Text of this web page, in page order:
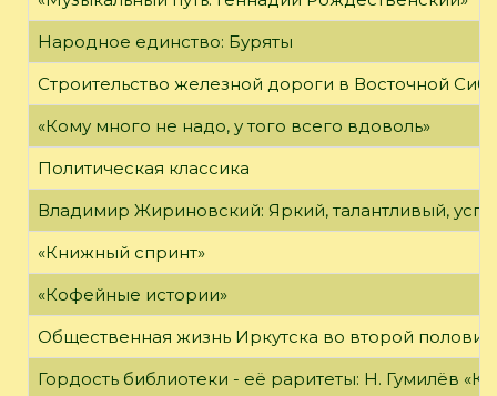
Народное единство: Буряты
Строительство железной дороги в Восточной
«Кому много не надо, у того всего вдоволь»
Политическая классика
Владимир Жириновский: Яркий, талантливый,
«Книжный спринт»
«Кофейные истории»
Общественная жизнь Иркутска во второй
Гордость библиотеки - её раритеты: Н. Гумилёв